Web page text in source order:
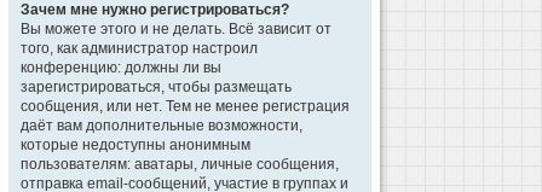
Зачем мне нужно регистрироваться?
Вы можете этого и не делать. Всё зависит от
того, как администратор настроил
конференцию: должны ли вы
зарегистрироваться, чтобы размещать
сообщения, или нет. Тем не менее регистрация
даёт вам дополнительные возможности,
которые недоступны анонимным
пользователям: аватары, личные сообщения,
отправка email-сообщений, участие в группах и